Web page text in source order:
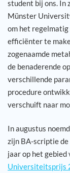
student bij ons. In
Münster
om het regelmatig
efficiënter te
zogenaamde
de benaderende
verschillende
procedure
verschuift naar
In augustus
zijn BA-scriptie
jaar op het gebied
Universiteitsprijs